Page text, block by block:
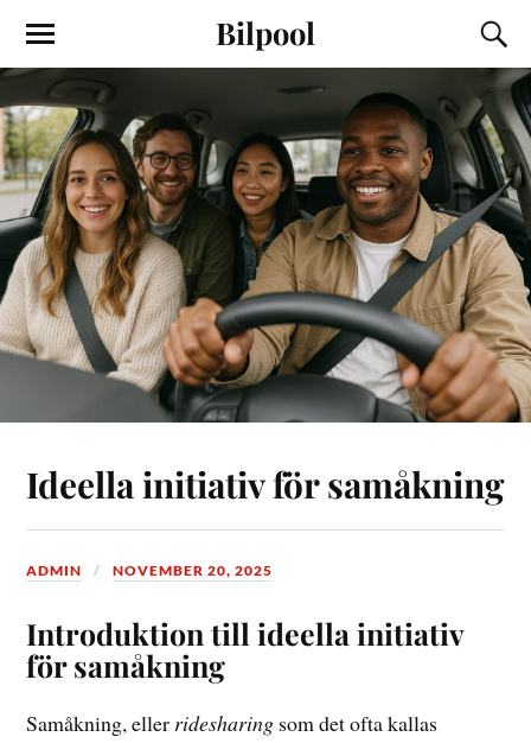
Bilpool
Ideella initiativ för samåkning
ADMIN NOVEMBER 20, 2025
Introduktion till ideella initiativ
för samåkning
Samåkning, eller ridesharing som det ofta kallas